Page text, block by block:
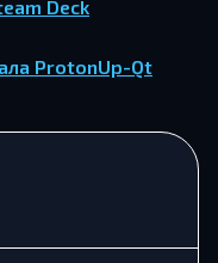
Deck
ProtonUp-Qt